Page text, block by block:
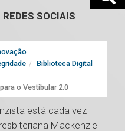
SOCIAIS
Biblioteca Digital
o Vestibular 2.0
está cada vez
Mackenzie